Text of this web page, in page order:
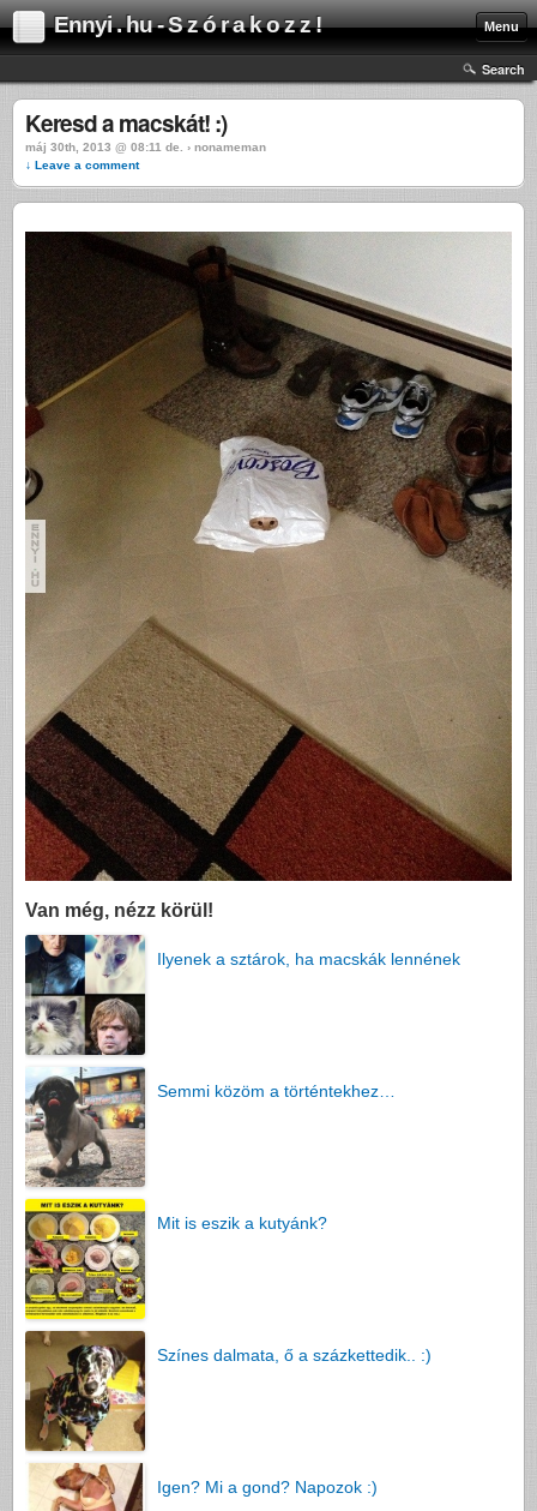
Ennyi . hu - S z ó r a k o z z ! Menu
Search
Keresd a macskát! :)
máj 30th, 2013 @ 08:11 de. › nonameman
↓ Leave a comment
Van még, nézz körül!
Ilyenek a sztárok, ha macskák lennének
Semmi közöm a történtekhez…
Mit is eszik a kutyánk?
Színes dalmata, ő a százkettedik.. :)
Igen? Mi a gond? Napozok :)